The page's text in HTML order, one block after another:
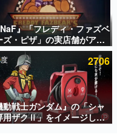
ジビュー数万以上！ などな
電ファミ渾身の“殿堂入り”記
』「フレディ・ファズベ
ズ・ピザ」の実店舗がアメ
の商業施設「American
」に2027年オープン！
との共同開発、食
けでなくステージショーや
型のホラー体験も楽しめる
2706
動戦士ガンダム』の「シャ
用ザクⅡ」をイメージした
ホースリールが予約開始。